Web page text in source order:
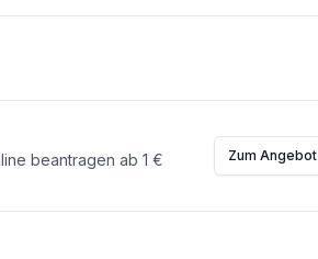
beantragen ab 1 €
Zum Angebot